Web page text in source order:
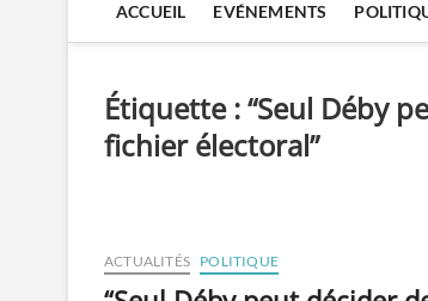
ACCUEIL EVÉNEMENTS
Étiquette :“Seul Déby
fichier électoral”
ACTUALITÉS POLITIQUE